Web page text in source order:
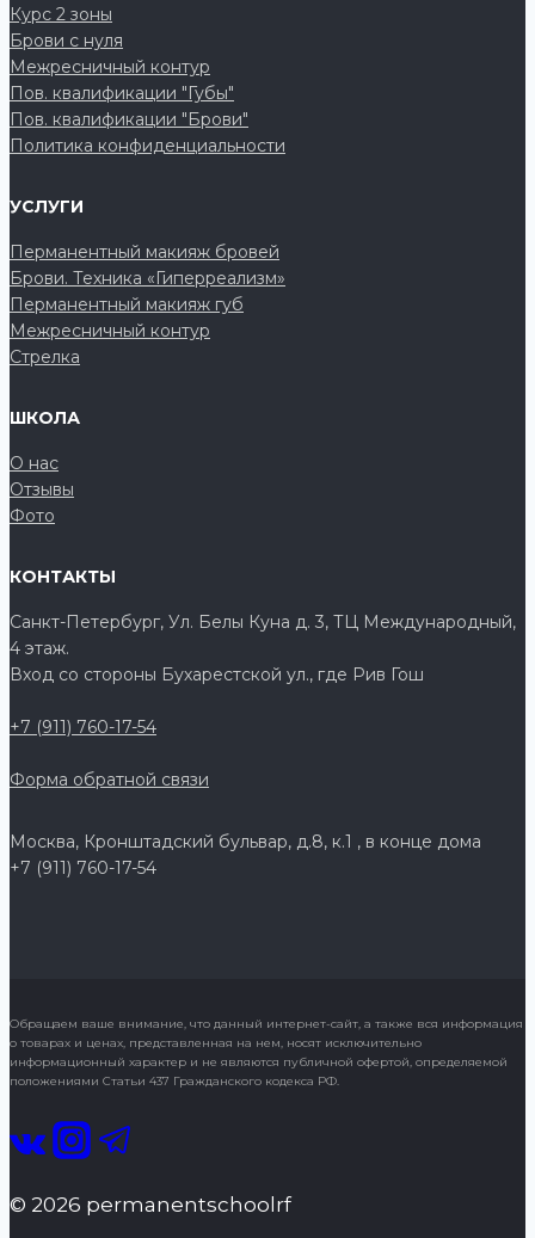
Курс 2 зоны
Брови с нуля
Межресничный контур
Пов. квалификации "Губы"
Пов. квалификации "Брови"
Политика конфиденциальности
УСЛУГИ
Перманентный макияж бровей
Брови. Техника «Гиперреализм»
Перманентный макияж губ
Межресничный контур
Стрелка
ШКОЛА
О нас
Отзывы
Фото
КОНТАКТЫ
Санкт-Петербург, Ул. Белы Куна д. 3, ТЦ Международный,
4 этаж.
Вход со стороны Бухарестской ул., где Рив Гош
+7 (911) 760-17-54
Форма обратной связи
Москва, Кронштадский бульвар, д.8, к.1 , в конце дома
+7 (911) 760-17-54
Обращаем ваше внимание, что данный интернет-сайт, а также вся информация
о товарах и ценах, представленная на нем, носят исключительно
информационный характер и не являются публичной офертой, определяемой
положениями Статьи 437 Гражданского кодекса РФ.
© 2026 permanentschoolrf